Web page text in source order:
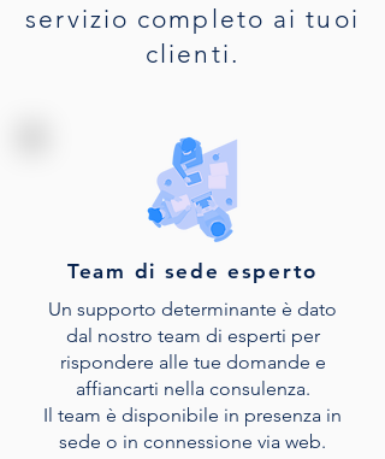
servizio completo ai tuoi
clienti.
Team di sede esperto
Un supporto determinante è dato
dal nostro team di esperti per
rispondere alle tue domande e
affiancarti nella consulenza.
Il team è disponibile in presenza in
sede o in connessione via web.